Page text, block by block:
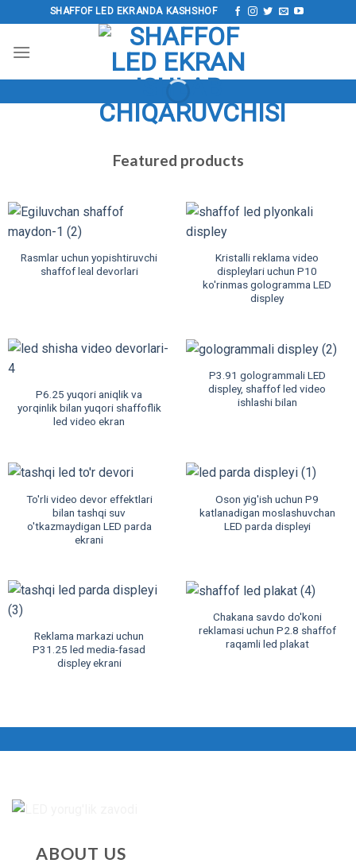
o‘tish
SHAFFOF LED EKRANDA KASHSHOF
Featured products
Rasmlar uchun yopishtiruvchi
shaffof leal devorlari
Kristalli reklama video
displeylari uchun P10
ko'rinmas gologramma LED
displey
P6.25 yuqori aniqlik va
yorqinlik bilan yuqori shaffoflik
led video ekran
P3.91 gologrammali LED
displey, shaffof led video
ishlashi bilan
To'rli video devor effektlari
bilan tashqi suv
o'tkazmaydigan LED parda
ekrani
Oson yig'ish uchun P9
katlanadigan moslashuvchan
LED parda displeyi
Reklama markazi uchun
P31.25 led media-fasad
displey ekrani
Chakana savdo do'koni
reklamasi uchun P2.8 shaffof
raqamli led plakat
ABOUT US